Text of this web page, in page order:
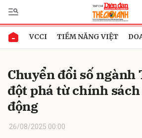
VCCI TIỀM NĂNG VIỆT
Chuyển đổi số ngành
đột phá từ chính
động
26/08/2025 00:00
Gửi bình luận